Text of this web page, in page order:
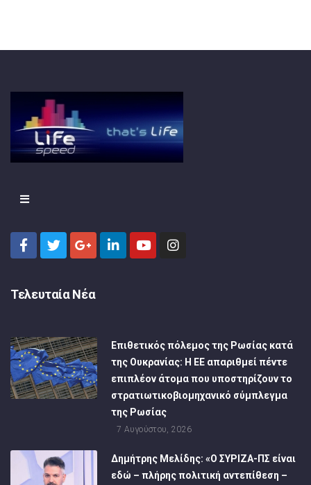
Τελευταία Νέα
Επιθετικός πόλεμος της Ρωσίας κατά
της Ουκρανίας: Η ΕΕ απαριθμεί πέντε
επιπλέον άτομα που υποστηρίζουν το
στρατιωτικοβιομηχανικό σύμπλεγμα
της Ρωσίας
7 Αυγούστου, 2026
Δημήτρης Μελίδης: «Ο ΣΥΡΙΖΑ-ΠΣ είναι
εδώ – πλήρης πολιτική αντεπίθεση –